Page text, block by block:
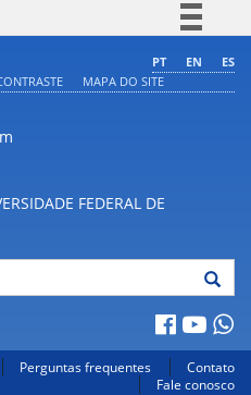
Comunica BR
PT EN
ES
MAPA DO SITE
FEDERAL DE
Perguntas frequentes
Contato
Fale conosco